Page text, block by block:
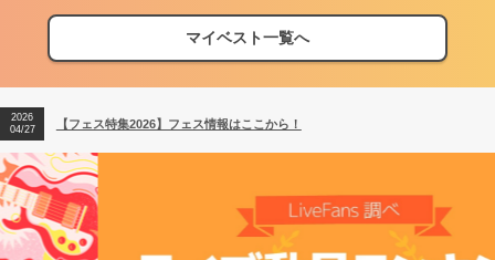
マイベスト一覧へ
【ライブ動員ランキング】2026年上半期編発表！
2026
07/28